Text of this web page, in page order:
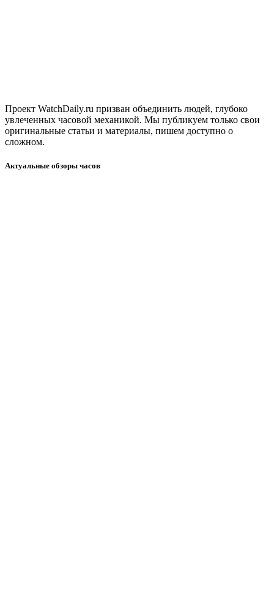
Проект WatchDaily.ru призван объединить людей, глубоко
увлеченных часовой механикой. Мы публикуем только свои
оригинальные статьи и материалы, пишем доступно о
сложном.
Актуальные обзоры часов